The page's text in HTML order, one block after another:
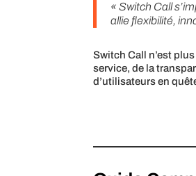
« Switch Call
allie flexibilité,
Switch Call n’est
service, de la
d’utilisateurs en